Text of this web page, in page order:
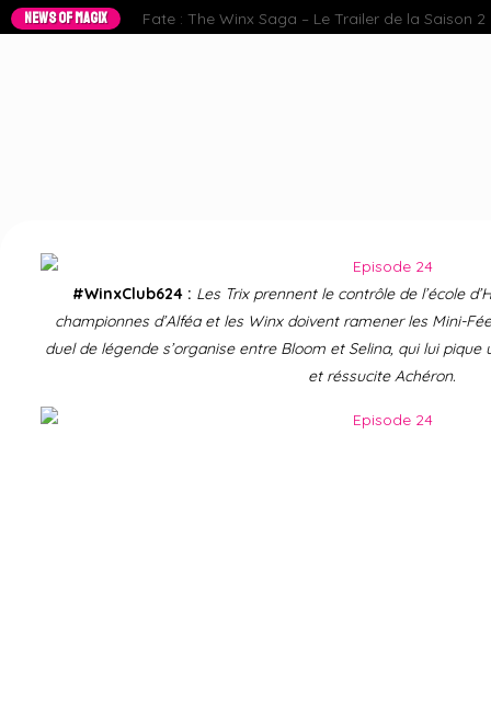
NEWS OF MAGIX Fate : The Winx Saga – Le Trailer de la Saison
#WinxClub624 : Les Trix prennent le contrôle de l’école
championnes d’Alféa et les Winx doivent ramener les Mini-
duel de légende s’organise entre Bloom et Selina, qui lui
et réssucite Achéron.